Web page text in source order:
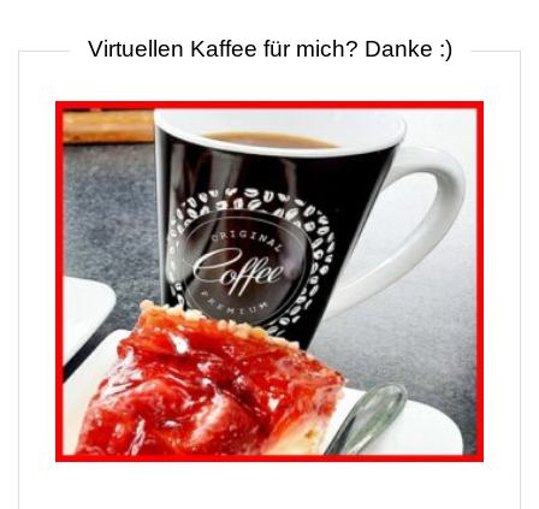
Virtuellen Kaffee für mich? Danke :)